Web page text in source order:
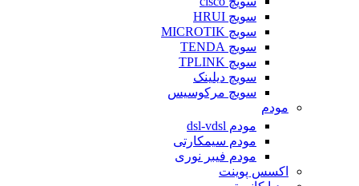
سویچ HRUI
سویچ MICROTIK
سویچ TENDA
سویچ TPLINK
سویچ دیلینک
سویچ مرکوسیس
مودم
مودم dsl-vdsl
مودم سیمکارتی
مودم فیبر نوری
اکسس پوینت